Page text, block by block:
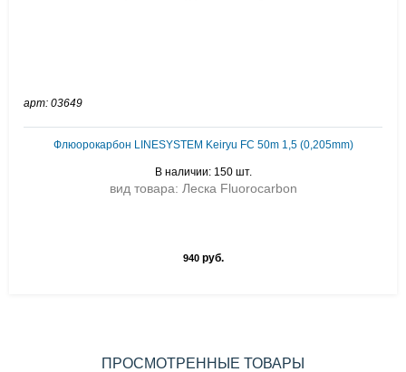
арт: 03649
Флюорокарбон LINESYSTEM Keiryu FC 50m 1,5 (0,205mm)
В наличии: 150 шт.
вид товара: Леска Fluorocarbon
940руб.
ПРОСМОТРЕННЫЕ ТОВАРЫ